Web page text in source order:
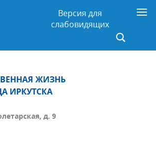
Версия для
слабовидящих
ЖИЗНЬ
ИРКУТСКА
д. 9